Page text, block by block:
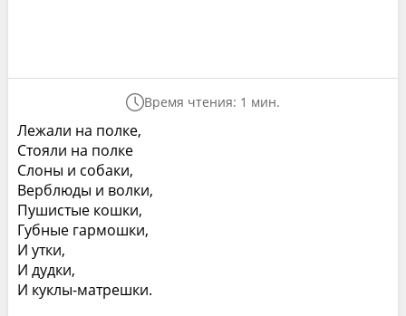
Время чтения: 1 мин.
Лежали на полке,
Стояли на полке
Слоны и собаки,
Верблюды и волки,
Пушистые кошки,
Губные гармошки,
И утки,
И дудки,
И куклы-матрешки.